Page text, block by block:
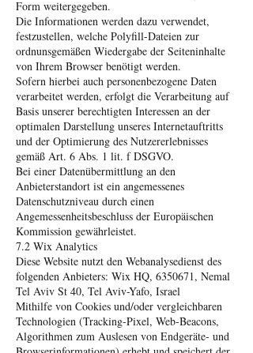
Form weitergegeben.
Die Informationen werden dazu verwendet,
festzustellen, welche Polyfill-Dateien zur
ordnunsgemäßen Wiedergabe der Seiteninhalte
von Ihrem Browser benötigt werden.
Sofern hierbei auch personenbezogene Daten
verarbeitet werden, erfolgt die Verarbeitung auf
Basis unserer berechtigten Interessen an der
optimalen Darstellung unseres Internetauftritts
und der Optimierung des Nutzererlebnisses
gemäß Art. 6 Abs. 1 lit. f DSGVO.
Bei einer Datenübermittlung an den
Anbieterstandort ist ein angemessenes
Datenschutzniveau durch einen
Angemessenheitsbeschluss der Europäischen
Kommission gewährleistet.
7.2 Wix Analytics
Diese Website nutzt den Webanalysedienst des
folgenden Anbieters: Wix HQ, 6350671, Nemal
Tel Aviv St 40, Tel Aviv-Yafo, Israel
Mithilfe von Cookies und/oder vergleichbaren
Technologien (Tracking-Pixel, Web-Beacons,
Algorithmen zum Auslesen von Endgeräte- und